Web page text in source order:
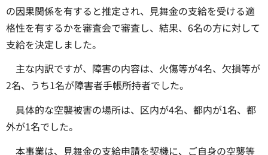
の因果関係を有すると推定され、見舞金の支給を受ける適
格性を有するかを審査会で審査し、結果、6名の方に対して
支給を決定しました。
主な内訳ですが、障害の内容は、火傷等が4名、欠損等が
2名、うち1名が障害者手帳所持者でした。
具体的な空襲被害の場所は、区内が4名、都内が1名、都
外が1名でした。
本事業は、見舞金の支給申請を契機に、ご自身の空襲等